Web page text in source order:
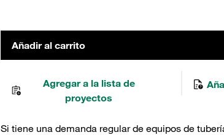
Añadir al carrito
Agregar a la lista de
proyectos
Si tiene una demanda regular de equipos de